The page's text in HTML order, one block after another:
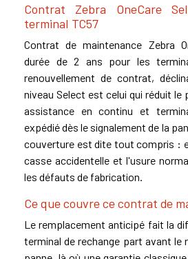
Contrat Zebra OneCare
terminal TC57
Contrat de maintenance Zebra
durée de 2 ans pour les
renouvellement de contrat,
niveau Select est celui qui réduit le
assistance en continu et
expédié dès le signalement de la
couverture est dite tout compris :
casse accidentelle et l'usure
les défauts de fabrication.
Ce que couvre ce contrat de
Le remplacement anticipé fait la
terminal de rechange part avant le